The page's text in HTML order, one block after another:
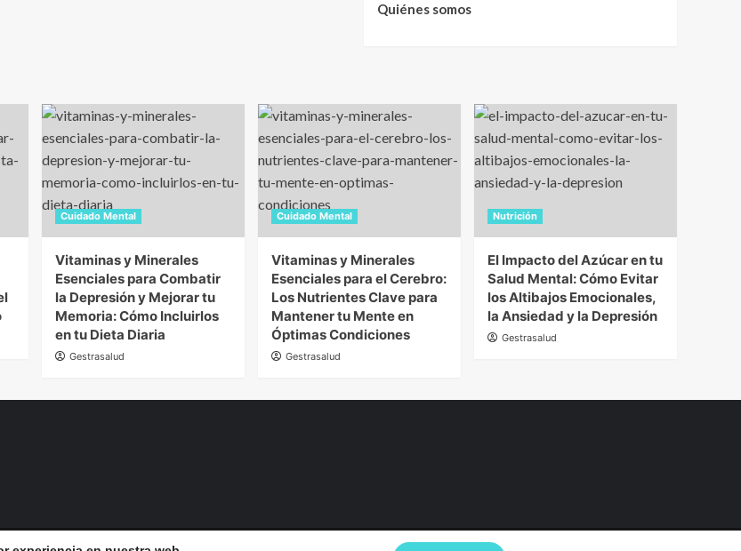
Quiénes somos
Cuidado Mental
Vitaminas y Minerales
Esenciales para Combatir
la Depresión y Mejorar tu
Memoria: Cómo Incluirlos
en tu Dieta Diaria
Gestrasalud
Cuidado Mental
Vitaminas y Minerales
Esenciales para el Cerebro:
Los Nutrientes Clave para
Mantener tu Mente en
Óptimas Condiciones
Gestrasalud
Nutrición
El Impacto del Azúcar en tu
Salud Mental: Cómo Evitar
los Altibajos Emocionales,
la Ansiedad y la Depresión
Gestrasalud